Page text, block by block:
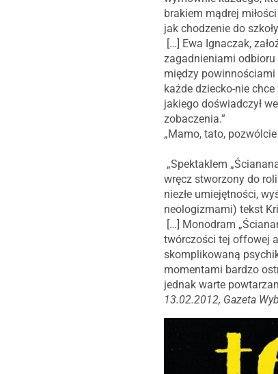
brakiem mądrej
jak chodzenie do
[…] Ewa Ignaczak,
zagadnieniami
między
każde dziecko-nie
jakiego doświadczył
zobaczenia.”
„Mamo, tato,
„Spektaklem
wręcz stworzony do
niezłe umiejętności,
neologizmami) tekst
[…] Monodram
twórczości tej offowej
skomplikowaną
momentami bardzo
jednak warte
13.02.2012, Gazeta